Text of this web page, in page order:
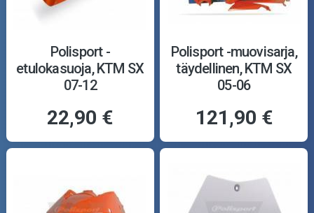
Polisport -
etulokasuoja, KTM SX
07-12
22,90 €
Polisport -muovisarja,
täydellinen, KTM SX
05-06
121,90 €